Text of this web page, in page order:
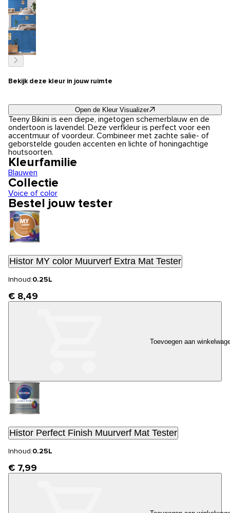
Bekijk deze kleur in jouw ruimte
Open de Kleur Visualizer
Teeny Bikini is een diepe, ingetogen schemerblauw en de
ondertoon is lavendel. Deze verfkleur is perfect voor een
accentmuur of voordeur. Combineer met zachte salie- of
geborstelde gouden accenten en lichte of honingachtige
houtsoorten.
Kleurfamilie
Blauwen
Collectie
Voice of color
Bestel jouw tester
Histor MY color Muurverf Extra Mat Tester
Inhoud:0.25L
€ 8,49
Toevoegen aan
Histor Perfect Finish Muurverf Mat Tester
Inhoud:0.25L
€ 7,99